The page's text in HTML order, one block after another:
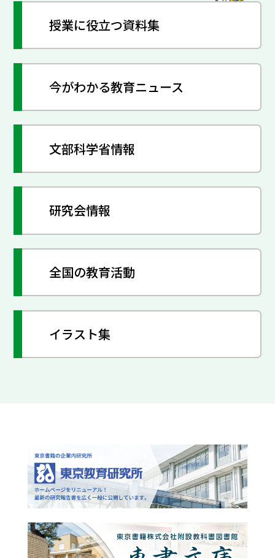
授業に役立つ資料集
今がわかる教育ニュース
文部科学省情報
研究会情報
全国の教育活動
イラスト集